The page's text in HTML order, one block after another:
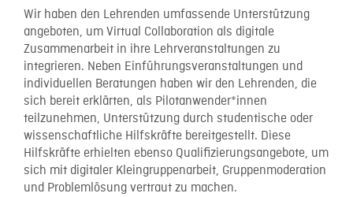
Wir haben den Lehrenden umfassende Unterstützung
angeboten, um Virtual Collaboration als digitale
Zusammenarbeit in ihre Lehrveranstaltungen zu
integrieren. Neben Einführungsveranstaltungen und
individuellen Beratungen haben wir den Lehrenden, die
sich bereit erklärten, als Pilotanwender*innen
teilzunehmen, Unterstützung durch studentische oder
wissenschaftliche Hilfskräfte bereitgestellt. Diese
Hilfskräfte erhielten ebenso Qualifizierungsangebote, um
sich mit digitaler Kleingruppenarbeit, Gruppenmoderation
und Problemlösung vertraut zu machen.